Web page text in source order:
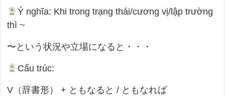
Ý nghĩa: Khi trong trạng thái/cương vị/lập trường
thì ~
〜という状況や立場になると・・・
Cấu trúc:
V（辞書形） + ともなると / ともなれば